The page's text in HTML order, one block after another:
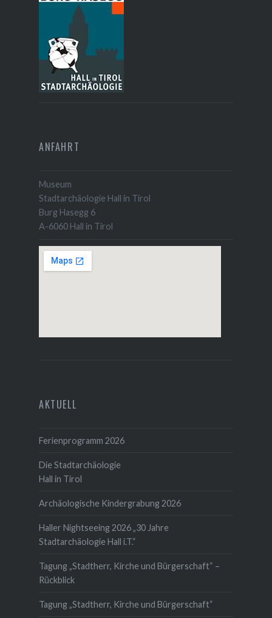
ANFAHRT
Museum
Stadtarchäologie Hall in Tirol
Burg Hasegg 6
A-6060 Hall in Tirol
AKTUELL
Ferienprogramm 2026
Die Stadtarchäologie
Hall in Tirol
Archäologische Kindergrabung 2026
Haller Nightseeing 2026 „30 Jahre
Stadtarchäologie Hall i.T.“
Tagung „Stadtherr, Kirche und Bürgerschaft“ –
Rückblick
Tagung „Stadtherr, Kirche und Bürgerschaft“